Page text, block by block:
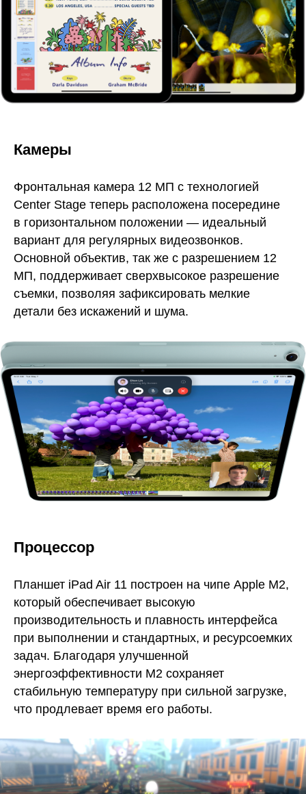
Камеры
Фронтальная камера 12 МП с технологией
Center Stage теперь расположена посередине
в горизонтальном положении — идеальный
вариант для регулярных видеозвонков.
Основной объектив, так же с разрешением 12
МП, поддерживает сверхвысокое разрешение
съемки, позволяя зафиксировать мелкие
детали без искажений и шума.
Процессор
Планшет iPad Air 11 построен на чипе Apple M2,
который обеспечивает высокую
производительность и плавность интерфейса
при выполнении и стандартных, и ресурсоемких
задач. Благодаря улучшенной
энергоэффективности M2 сохраняет
стабильную температуру при сильной загрузке,
что продлевает время его работы.